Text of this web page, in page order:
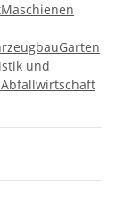
Maschienen
Garten
und